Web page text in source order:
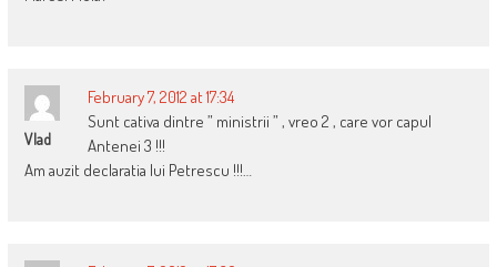
Vlad
February 7, 2012 at 17:34
Sunt cativa dintre ” ministrii ” , vreo 2 , care vor capul
Antenei 3 !!!
Am auzit declaratia lui Petrescu !!!…